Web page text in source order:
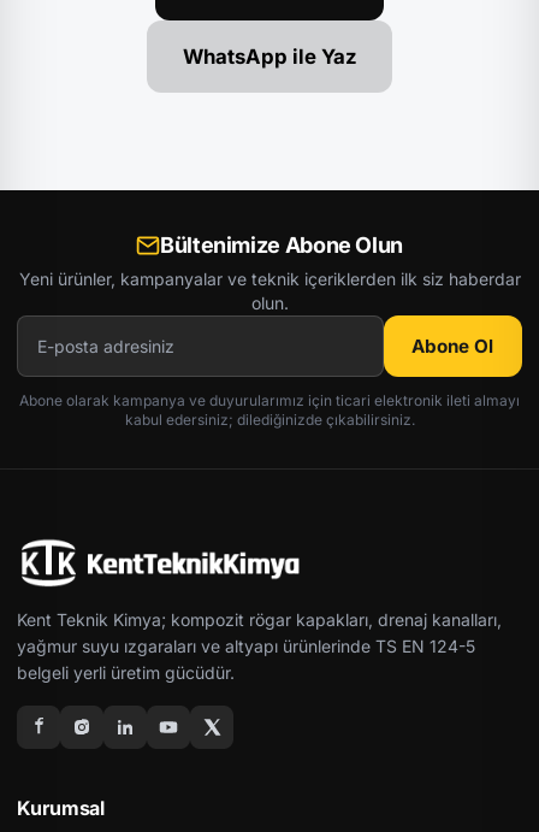
WhatsApp ile Yaz
Bültenimize Abone Olun
Yeni ürünler, kampanyalar ve teknik içeriklerden ilk siz haberdar
olun.
Abone Ol
Abone olarak kampanya ve duyurularımız için ticari elektronik ileti almayı
kabul edersiniz; dilediğinizde çıkabilirsiniz.
Kent Teknik Kimya; kompozit rögar kapakları, drenaj kanalları,
yağmur suyu ızgaraları ve altyapı ürünlerinde TS EN 124-5
belgeli yerli üretim gücüdür.
Kurumsal